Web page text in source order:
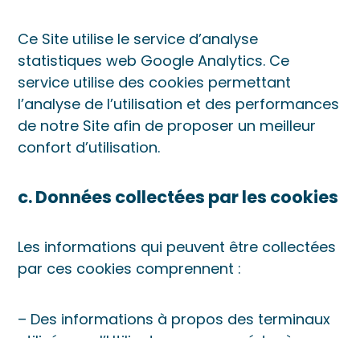
Ce Site utilise le service d’analyse
statistiques web Google Analytics. Ce
service utilise des cookies permettant
l’analyse de l’utilisation et des performances
de notre Site afin de proposer un meilleur
confort d’utilisation.
c. Données collectées par les cookies
Les informations qui peuvent être collectées
par ces cookies comprennent :
– Des informations à propos des terminaux